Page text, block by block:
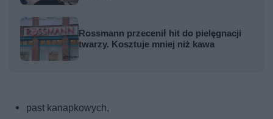
Rossmann przecenił hit do pielęgnacji
twarzy. Kosztuje mniej niż kawa
past kanapkowych,